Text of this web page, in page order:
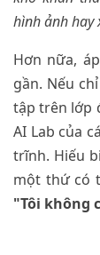
hình ảnh hay
Hơn nữa,
gần. Nếu
tập trên lớp
AI Lab của
trĩnh. Hiếu
một thứ có
"Tôi không